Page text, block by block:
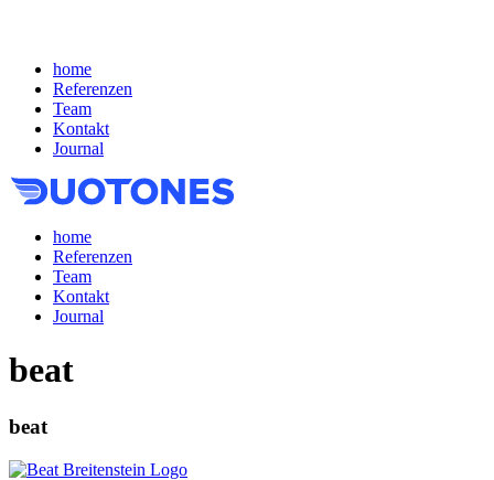
home
Referenzen
Team
Kontakt
Journal
home
Referenzen
Team
Kontakt
Journal
beat
beat